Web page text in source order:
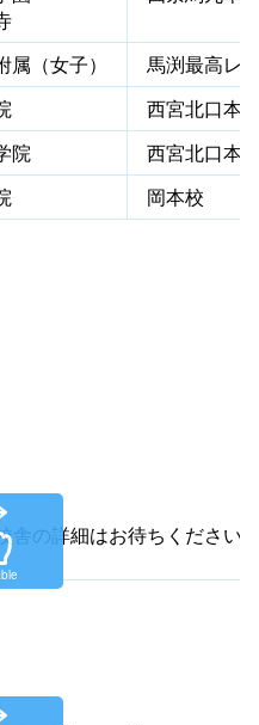
属（女子）
馬渕最高レ
西宮北口本
院
西宮北口本
岡本校
舎の詳細はお待ちください